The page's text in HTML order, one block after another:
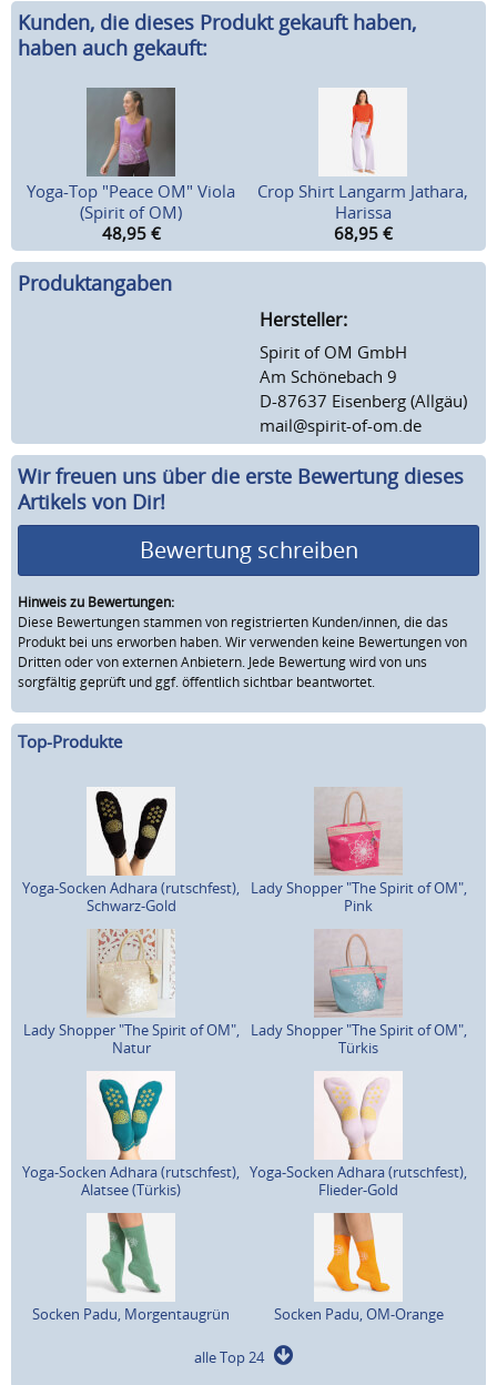
Kunden, die dieses Produkt gekauft haben,
haben auch gekauft:
Yoga-Top "Peace OM" Viola
(Spirit of OM)
48,95 €
Crop Shirt Langarm Jathara,
Harissa
68,95 €
Produktangaben
Hersteller:
Spirit of OM GmbH
Am Schönebach 9
D-87637 Eisenberg (Allgäu)
mail@spirit-of-om.de
Wir freuen uns über die erste Bewertung dieses
Artikels von Dir!
Bewertung schreiben
Hinweis zu Bewertungen:
Diese Bewertungen stammen von registrierten Kunden/innen, die das
Produkt bei uns erworben haben. Wir verwenden keine Bewertungen von
Dritten oder von externen Anbietern. Jede Bewertung wird von uns
sorgfältig geprüft und ggf. öffentlich sichtbar beantwortet.
Top-Produkte
Yoga-Socken Adhara (rutschfest),
Schwarz-Gold
Lady Shopper "The Spirit of OM",
Pink
Lady Shopper "The Spirit of OM",
Natur
Lady Shopper "The Spirit of OM",
Türkis
Yoga-Socken Adhara (rutschfest),
Alatsee (Türkis)
Yoga-Socken Adhara (rutschfest),
Flieder-Gold
Socken Padu, Morgentaugrün Socken Padu, OM-Orange
alle Top 24